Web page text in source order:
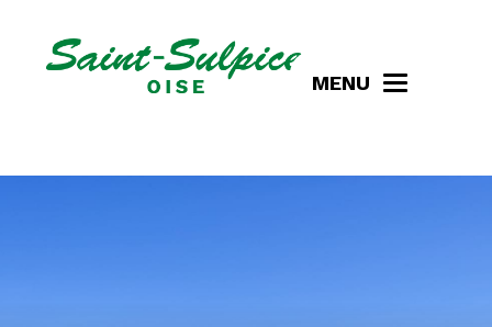
MENU